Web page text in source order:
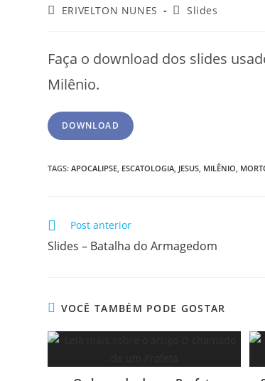
ERIVELTON NUNES Slides
Faça o download dos slides
Milênio.
DOWNLOAD
TAGS:APOCALIPSE ESCATOLOGIA JESUS MILÊNIO
Post anterior
Slides – Batalha do Armagedom
VOCÊ TAMBÉM PODE GOSTAR